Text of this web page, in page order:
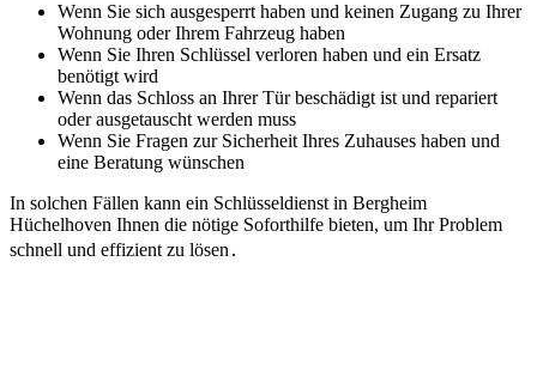
Wenn Sie sich ausgesperrt haben und keinen Zugang zu Ihrer
Wohnung oder Ihrem Fahrzeug haben
Wenn Sie Ihren Schlüssel verloren haben und ein Ersatz
benötigt wird
Wenn das Schloss an Ihrer Tür beschädigt ist und repariert
oder ausgetauscht werden muss
Wenn Sie Fragen zur Sicherheit Ihres Zuhauses haben und
eine Beratung wünschen
In solchen Fällen kann ein Schlüsseldienst in Bergheim
Hüchelhoven Ihnen die nötige Soforthilfe bieten, um Ihr Problem
schnell und effizient zu lösen․